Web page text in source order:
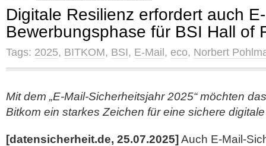
Digitale Resilienz erfordert auch
Bewerbungsphase für BSI Hall of
Tags: 2025, BITKOM, BSI, E-Mail , eco, Norbert
Mit dem „E-Mail-Sicherheitsjahr 2025“ möchten
Bitkom ein starkes Zeichen für eine sichere
[datensicherheit.de, 25.07.2025] Auch E-Mail-